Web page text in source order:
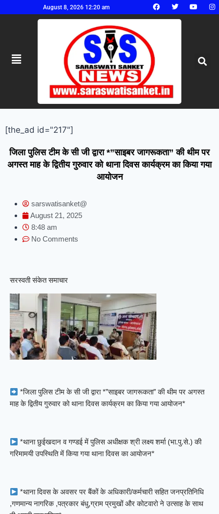
August 8, 2026 12:20 am
[the_ad id="217"]
जिला पुलिस टीम के सी जी द्वारा *”साइबर जागरूकता” की थीम पर
अगस्त माह के द्वितीय गुरुवार को थाना दिवस कार्यक्रम का किया गया
आयोजन
sarswatisanket@
August 21, 2025
8:48 am
No Comments
सरस्वती संकेत समाचार
*जिला पुलिस टीम के सी जी द्वारा *”साइबर जागरूकता” की थीम पर अगस्त
माह के द्वितीय गुरुवार को थाना दिवस कार्यक्रम का किया गया आयोजन*
*थाना छुईखदान व गण्डई में पुलिस अधीक्षक श्री लक्ष्य शर्मा (भा.पु.से.) की
गरिमामयी उपस्थिति में किया गया थाना दिवस का आयोजन*
*थाना दिवस के अवसर पर बैंकों के अधिकारी/कर्मचारी सहित जनप्रतिनिधि
,गणमान्य नागरिक ,पत्रकार बंधु,ग्राम प्रमुखों और कोटवारो ने उत्साह के साथ